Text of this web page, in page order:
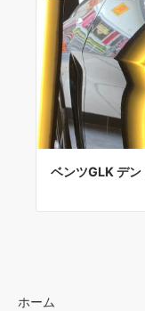
ベンツGLK デン
ホーム